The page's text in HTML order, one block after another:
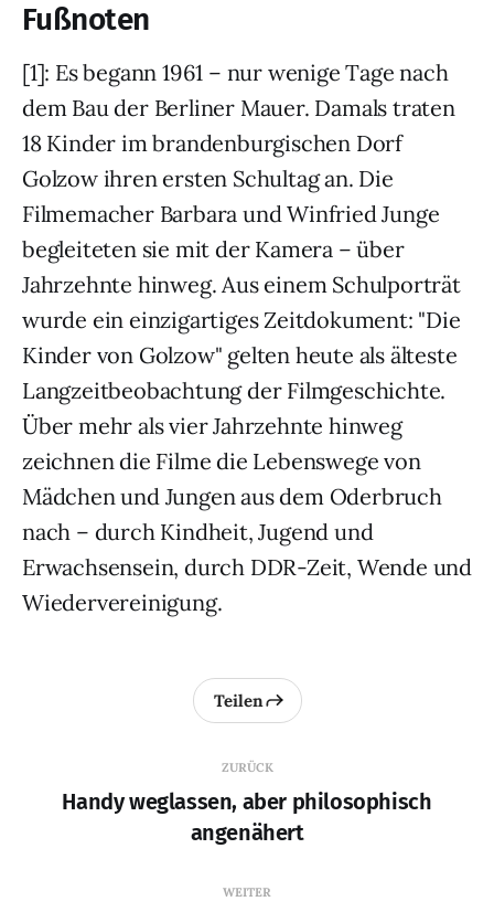
Fußnoten
[1]: Es begann 1961 – nur wenige Tage nach
dem Bau der Berliner Mauer. Damals traten
18 Kinder im brandenburgischen Dorf
Golzow ihren ersten Schultag an. Die
Filmemacher Barbara und Winfried Junge
begleiteten sie mit der Kamera – über
Jahrzehnte hinweg. Aus einem Schulporträt
wurde ein einzigartiges Zeitdokument: "Die
Kinder von Golzow" gelten heute als älteste
Langzeitbeobachtung der Filmgeschichte.
Über mehr als vier Jahrzehnte hinweg
zeichnen die Filme die Lebenswege von
Mädchen und Jungen aus dem Oderbruch
nach – durch Kindheit, Jugend und
Erwachsensein, durch DDR-Zeit, Wende und
Wiedervereinigung.
ZURÜCK
Handy weglassen, aber philosophisch
angenähert
Teilen
WEITER